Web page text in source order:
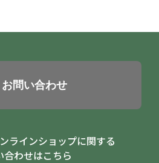
お問い合わせ
ラインショップに関する
合わせはこちら